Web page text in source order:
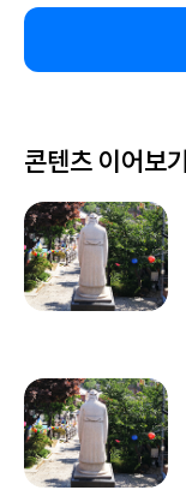
콘텐츠 이어보기